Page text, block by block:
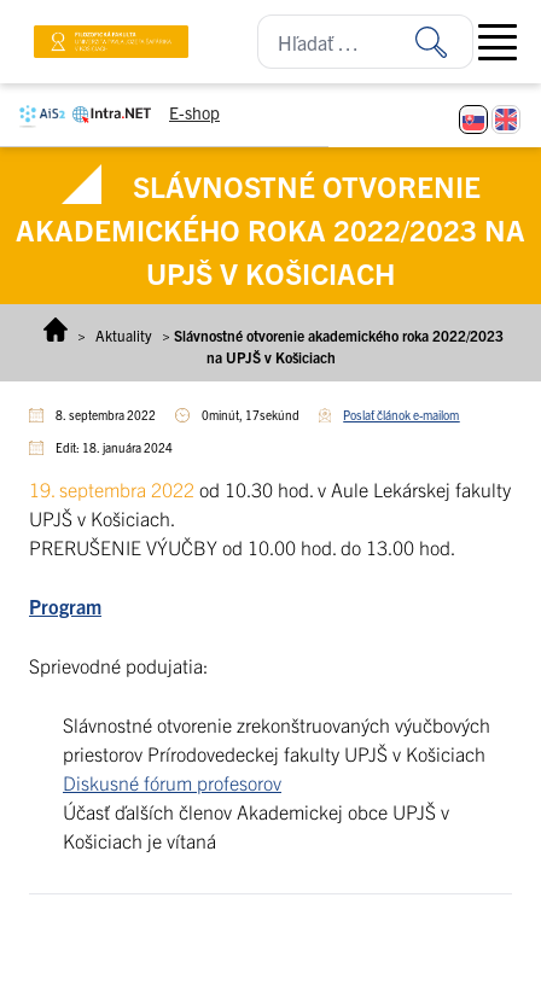
E-shop
Open
SLÁVNOSTNÉ OTVORENIE
AKADEMICKÉHO ROKA 2022/2023 NA
UPJŠ V KOŠICIACH
> Aktuality > Slávnostné otvorenie akademického roka 2022/2023
na UPJŠ v Košiciach
8. septembra 2022 0minút, 17sekúnd Poslať článok e-mailom
Edit: 18. januára 2024
19. septembra 2022 od 10.30 hod. v Aule Lekárskej fakulty
UPJŠ v Košiciach.
PRERUŠENIE VÝUČBY od 10.00 hod. do 13.00 hod.
Program
Sprievodné podujatia:
Slávnostné otvorenie zrekonštruovaných výučbových
priestorov Prírodovedeckej fakulty UPJŠ v Košiciach
Diskusné fórum profesorov
Účasť ďalších členov Akademickej obce UPJŠ v
Košiciach je vítaná